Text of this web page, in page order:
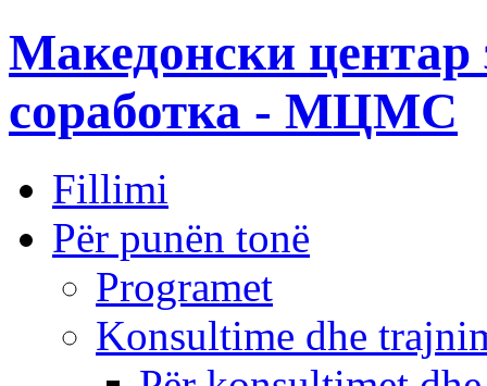
Македонски центар
соработка - МЦМС
Fillimi
Për punën tonë
Programet
Konsultime dhe